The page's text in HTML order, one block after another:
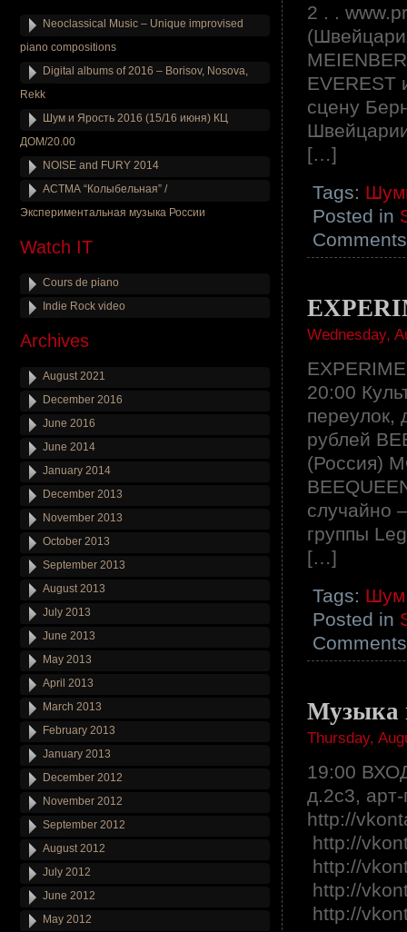
2 . .
EVEREST
сцену
[…]
Tags:
Posted in
Wednesday,
20:00
переулок,
рублей
(Россия)
случайно
группы
[…]
Tags: Шум
Posted in
Музыка
Thursday,
19:00
д.2с3,
http://
http://
http://
http://
http://
Neoclassical Music – Unique improvised
piano compositions
Digital albums of 2016 – Borisov, Nosova,
Rekk
Шум и Ярость 2016 (15/16 июня) КЦ
ДОМ/20.00
NOISE and FURY 2014
АСТМА “Колыбельная” /
Экспериментальная музыка России
Watch IT
Cours de piano
Indie Rock video
Archives
August 2021
December 2016
June 2016
June 2014
January 2014
December 2013
November 2013
October 2013
September 2013
August 2013
July 2013
June 2013
May 2013
April 2013
March 2013
February 2013
January 2013
December 2012
November 2012
September 2012
August 2012
July 2012
June 2012
May 2012